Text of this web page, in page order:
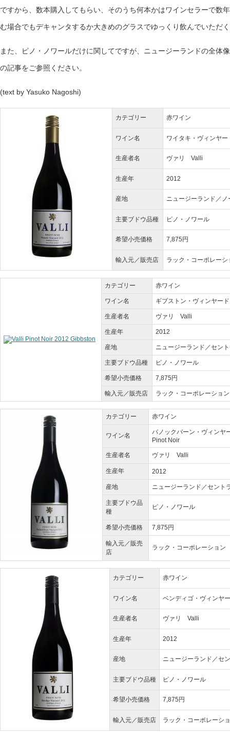
ですから、数本購入してもらい、そのうち何本かはワインセラーで数
む場合でもデキャンタするか大きめのグラスでゆっくり飲んでいただ
また、ピノ・ノワールだけに関してですが、ニュージーランドの全体
の記事をご参照ください。
(text by Yasuko Nagoshi)
カテゴリー 赤ワイン
ワイン名 ワイタキ・ヴィンヤ
生産者名 ヴァリ Valli
生産年 2012
産地 ニュージーランド／ノ
主要ブドウ品種 ピノ・ノワール
希望小売価格 7,875円
輸入元／販売店 ラック・コーポレーシ
カテゴリー 赤ワイン
ワイン名 ギブストン・ヴィンヤー
生産者名 ヴァリ Valli
生産年 2012
産地 ニュージーランド／セン
主要ブドウ品種 ピノ・ノワール
希望小売価格 7,875円
輸入元／販売店 ラック・コーポレーション
カテゴリー 赤ワイン
ワイン名
バノックバーン・ヴィン
Pinot Noir
生産者名 ヴァリ Valli
生産年 2012
産地 ニュージーランド／セント
主要ブドウ品
種
ピノ・ノワール
希望小売価格 7,875円
輸入元／販売
店
ラック・コーポレーション
カテゴリー 赤ワイン
ワイン名 ベンディゴ・ヴィンヤ
生産者名 ヴァリ Valli
生産年 2012
産地 ニュージーランド／セ
主要ブドウ品種 ピノ・ノワール
希望小売価格 7,875円
輸入元／販売店 ラック・コーポレーシ